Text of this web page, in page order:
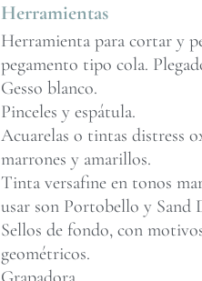
Herramientas
Herramienta para cortar y
pegamento tipo cola.
Gesso blanco.
Pinceles y espátula.
Acuarelas o tintas distress
marrones y amarillos.
Tinta versafine en tonos
usar son Portobello y Sand
Sellos de fondo, con
geométricos.